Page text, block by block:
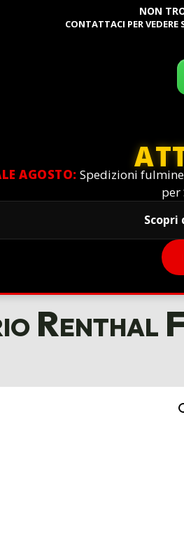
NON
CONTATTACI PER
AGOSTO: Spedizioni
per